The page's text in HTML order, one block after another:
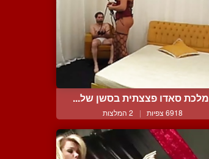
מלכת סאדו פצצתית בסשן של...
6918 צפיות | 2 המלצות